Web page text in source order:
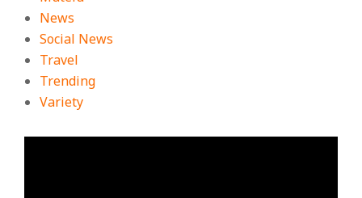
News
Social News
Travel
Trending
Variety